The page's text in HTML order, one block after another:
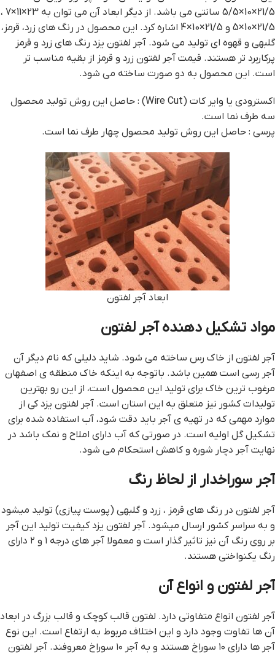
21/5×10×5/5 سانتی می باشد. از دیگر ابعاد آن می توان به 23×11×7 ،
21/5×10×5 و 21/5×10×4 اشاره کرد. این محصول در رنگ های زرد، قرمز،
گلبهی و قهوه ای تولید می شود. آجر لفتون یزد رنگ های زرد و قرمز
پرکاربرد تر هستند. قیمت آجر لفتون زرد و قرمز از بقیه مناسب تر
است. این محصول به دو صورت ساخته می شود.
اکسترودی یا وایر کات (Wire Cut) : حاصل این روش تولید محصول
سه طرف نما است.
پرسی : حاصل این روش تولید محصول چهار طرف نما است.
ابعاد آجر لفتون
مواد تشکیل دهنده آجر لفتون
آجر لفتون از خاک رس ساخته می شود. شاید دلیلی که نام دیگر آن
آجر رسی است همین باشد. باتوجه به اینکه خاک منطقه ی اصفهان
مرغوب ترین خاک برای تولید این محصول است، از این رو بهترین
تولیدات کشور نیز متعلق به این استان است. آجر لفتون یزد کی از
موارد مهمی که در تهیه ی آجر باید دقت شود، آب استفاده شده برای
تشکیل گل اولیه است. در صورتی که آب دارای املاح و نمک باشد در
نهایت آجر دچار شوره و کاهش استحکام می شود.
آجر سوراخدار از لحاظ رنگ
آجر لفتون در رنگ های قرمز ، زرد و گلبهی (پوست پیازی) تولید میشود
و به سراسر کشور ارسال میشود. آجر لفتون یزد کیفیت تولید این آجر
بر روی رنگ آن نیز تاثیر گذار است و معمولا آجر های درجه ۱ و ۲ دارای
رنگ یکنواختی هستند.
آجر لفتون و انواع آن
آجر لفتون انواع متفاوتی دارد. لفتون قالب کوچک و قالب بزرگ در ابعاد
آن ها تفاوت وجود دارد و این اختلاف مربوط به ارتفاع است. این نوع
آجر ها دارای ۱۰ سوراخ هستند و به آجر ۱۰ سوراخ معروفند. آجر لفتون